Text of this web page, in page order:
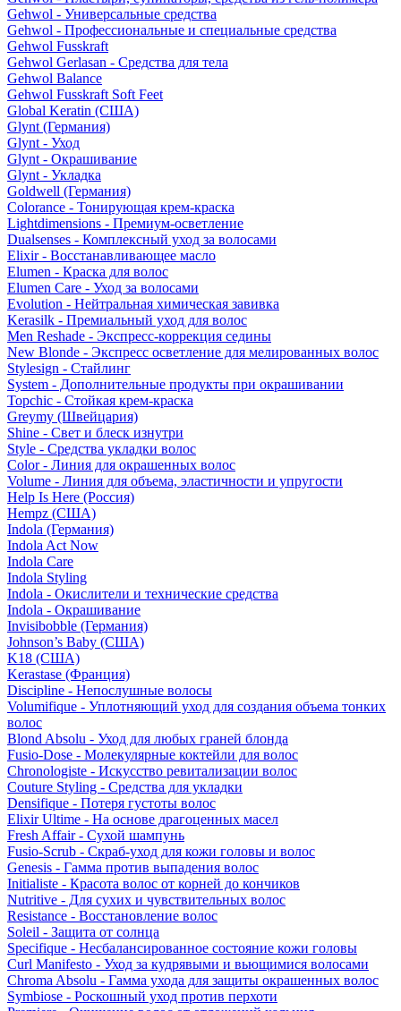
Gehwol - Универсальные средства
Gehwol - Профессиональные и специальные средства
Gehwol Fusskraft
Gehwol Gerlasan - Средства для тела
Gehwol Balance
Gehwol Fusskraft Soft Feet
Global Keratin (США)
Glynt (Германия)
Glynt - Уход
Glynt - Окрашивание
Glynt - Укладка
Goldwell (Германия)
Colorance - Тонирующая крем-краска
Lightdimensions - Премиум-осветление
Dualsenses - Комплексный уход за волосами
Elixir - Восстанавливающее масло
Elumen - Краска для волос
Elumen Care - Уход за волосами
Evolution - Нейтральная химическая завивка
Kerasilk - Премиальный уход для волос
Men Reshade - Экспресс-коррекция седины
New Blonde - Экспресс осветление для мелированных волос
Stylesign - Стайлинг
System - Дополнительные продукты при окрашивании
Topchic - Стойкая крем-краска
Greymy (Швейцария)
Shine - Свет и блеск изнутри
Style - Средства укладки волос
Color - Линия для окрашенных волос
Volume - Линия для объема, эластичности и упругости
Help Is Here (Россия)
Hempz (США)
Indola (Германия)
Indola Act Now
Indola Care
Indola Styling
Indola - Окислители и технические средства
Indola - Окрашивание
Invisibobble (Германия)
Johnson’s Baby (США)
K18 (США)
Kerastase (Франция)
Discipline - Непослушные волосы
Volumifique - Уплотняющий уход для создания объема тонких
волос
Blond Absolu - Уход для любых граней блонда
Fusio-Dose - Молекулярные коктейли для волос
Chronologiste - Искусство ревитализации волос
Couture Styling - Средства для укладки
Densifique - Потеря густоты волос
Elixir Ultime - На основе драгоценных масел
Fresh Affair - Сухой шампунь
Fusio-Scrub - Скраб-уход для кожи головы и волос
Genesis - Гамма против выпадения волос
Initialiste - Красота волос от корней до кончиков
Nutritive - Для сухих и чувствительных волос
Resistance - Восстановление волос
Soleil - Защита от солнца
Specifique - Несбалансированное состояние кожи головы
Curl Manifesto - Уход за кудрявыми и вьющимися волосами
Chroma Absolu - Гамма ухода для защиты окрашенных волос
Symbiose - Роскошный уход против перхоти